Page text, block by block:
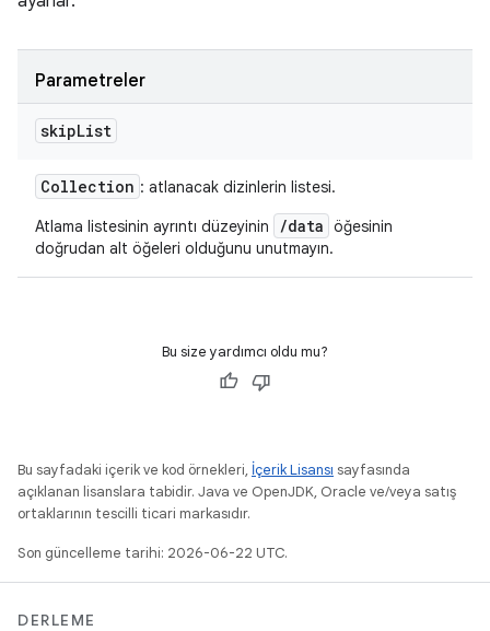
Parametreler
skipList
Collection : atlanacak dizinlerin listesi.
Atlama listesinin ayrıntı düzeyinin
/data öğesinin
doğrudan alt öğeleri olduğunu unutmayın.
Bu size yardımcı oldu mu?
Bu sayfadaki içerik ve kod örnekleri, İçerik Lisansı sayfasında
açıklanan lisanslara tabidir. Java ve OpenJDK, Oracle ve/veya satış
ortaklarının tescilli ticari markasıdır.
Son güncelleme tarihi: 2026-06-22 UTC.
DERLEME